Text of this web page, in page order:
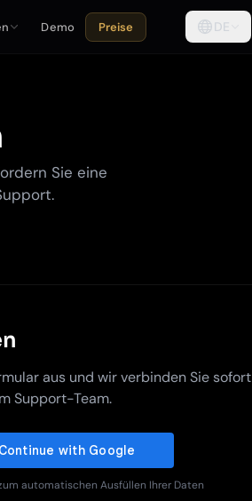
Demo Preise DE
Sie eine
aus und wir verbinden Sie sofort
Support-Team.
automatischen Ausfüllen Ihrer Daten